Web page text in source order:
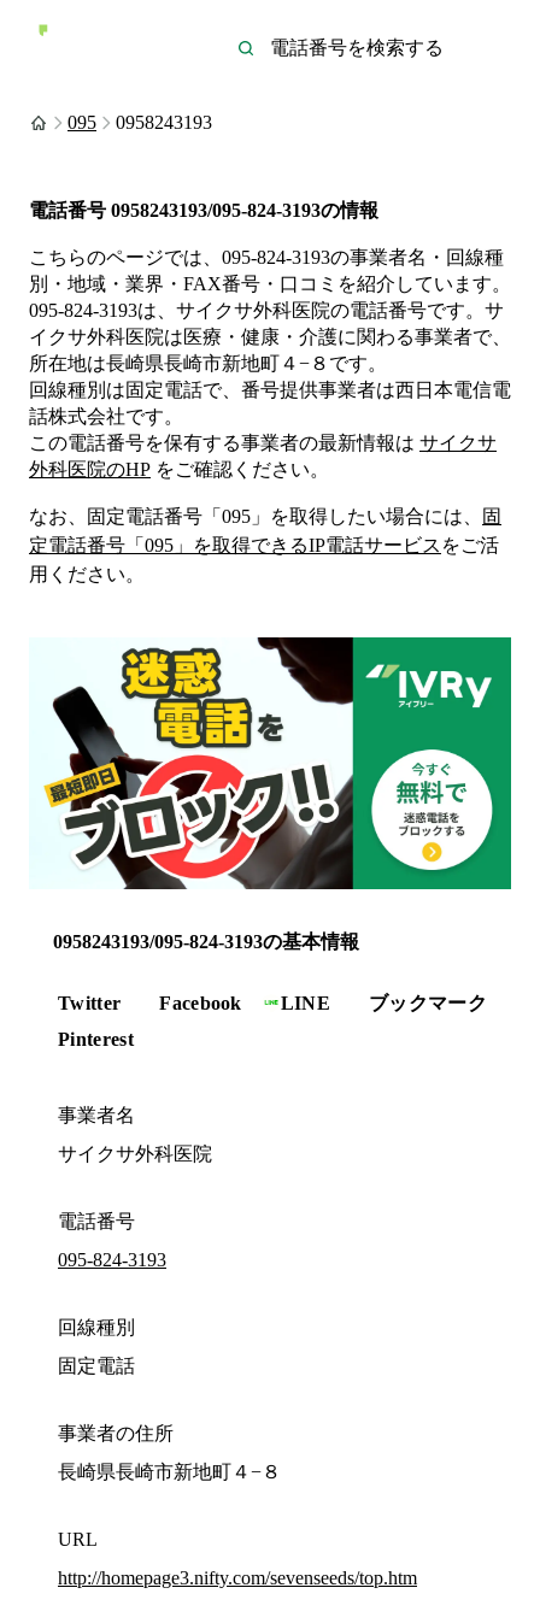
095 0958243193
電話番号 0958243193/095-824-3193の情報
こちらのページでは、 095-824-3193の事業者名・回線種
別・地域・業界・FAX番号・口コミを紹介しています。
095-824-3193は、 サイクサ外科医院の電話番号です。 サ
イクサ外科医院は医療・健康・介護に関わる事業者で、
所在地は長崎県長崎市新地町４−８ です。
回線種別は固定電話で、番号提供事業者は西日本電信電
話株式会社です。
この電話番号を保有する事業者の最新情報は サイクサ
外科医院のHP をご確認ください。
なお、固定電話番号「 095 」を取得したい場合には、
固
定電話番号「 095 」を取得できるIP電話サービス をご活
用ください。
0958243193/095-824-3193の基本情報
Twitter Facebook LINE
ブックマーク
Pinterest
事業者名
サイクサ外科医院
電話番号
095-824-3193
回線種別
固定電話
事業者の住所
長崎県長崎市新地町４−８
URL
http://homepage3.nifty.com/sevenseeds/top.htm